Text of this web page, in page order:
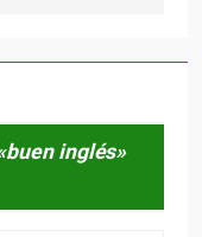
inglés»